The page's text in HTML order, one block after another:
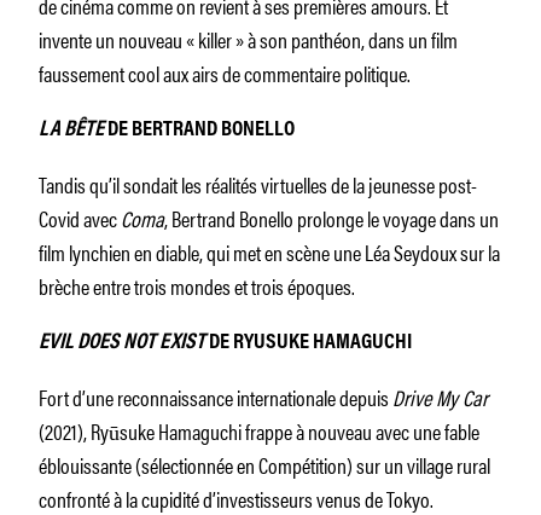
invente un nouveau « killer » à son panthéon, dans un film
faussement cool aux airs de commentaire politique.
LA BÊTEDE BERTRAND BONELLO
Tandis qu’il sondait les réalités virtuelles de la jeunesse post-
Covid avecComa, Bertrand Bonello prolonge le voyage dans un
film lynchien en diable, qui met en scène une Léa Seydoux sur la
brèche entre trois mondes et trois époques.
EVIL DOES NOT EXISTDE RYUSUKE HAMAGUCHI
Fort d’une reconnaissance internationale depuisDrive My Car
(2021), Ryūsuke Hamaguchi frappe à nouveau avec une fable
éblouissante (sélectionnée en Compétition) sur un village rural
confronté à la cupidité d’investisseurs venus de Tokyo.